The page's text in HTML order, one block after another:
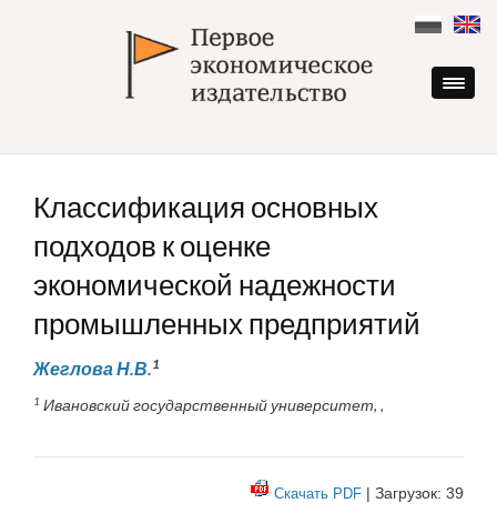
content
Классификация основных
подходов к оценке
экономической надежности
промышленных предприятий
Жеглова Н.В.1
1 Ивановский государственный университет, ,
Скачать PDF | Загрузок: 39